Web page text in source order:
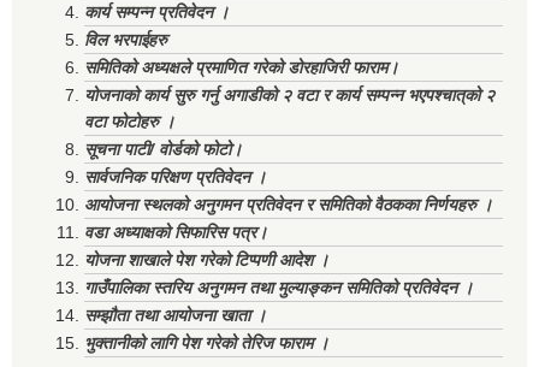
कार्य सम्पन्न प्रतिवेदन ।
विल भरपाईहरु
समितिको अध्यक्षले प्रमाणित गरेको डोरहाजिरी फाराम।
योजनाको कार्य सुरु गर्नु अगाडीको २ वटा र कार्य सम्पन्न भएपश्चात्‌को २
वटा फोटोहरु ।
सूचना पाटी/ वोर्डको फोटो।
सार्वजनिक परिक्षण प्रतिवेदन ।
आयोजना स्थलको अनुगमन प्रतिवेदन र समितिको वैठकका निर्णयहरु ।
वडा अध्याक्षको सिफारिस पत्र।
योजना शाखाले पेश गरेको टिप्पणी आदेश ।
गाउँपालिका स्तरिय अनुगमन तथा मुल्याङ्कन समितिको प्रतिवेदन ।
सम्झौता तथा आयोजना खाता ।
भुक्तानीको लागि पेश गरेको तेरिज फाराम ।